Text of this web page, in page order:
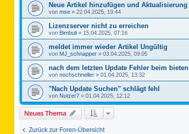
Neue Artikel hinzufügen und
von mse » 22.04.2025, 19:44
Lizenzserver nicht zu erreichen
von Bimbuli » 15.04.2025, 07:16
meldet immer wieder Artikel Ungültig
von MJ_schnapper » 03.04.2025, 09:05
nach dem letzten Update Fehler beim bieten
von nochschneller » 01.04.2025, 13:32
"Nach Update Suchen" schlägt fehl
von Nutzer7 » 01.04.2025, 12:12
Neues Thema
Zurück zur Foren-Übersicht